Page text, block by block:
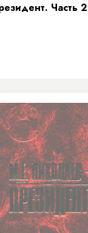
Часть 2